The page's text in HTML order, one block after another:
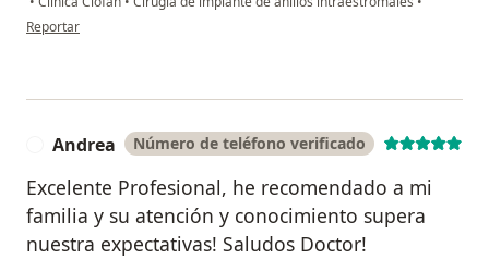
en opinión del usuario Fabiola
Reportar
Andrea Número de teléfono verificado
Excelente Profesional, he recomendado a mi
familia y su atención y conocimiento supera
nuestra expectativas! Saludos Doctor!